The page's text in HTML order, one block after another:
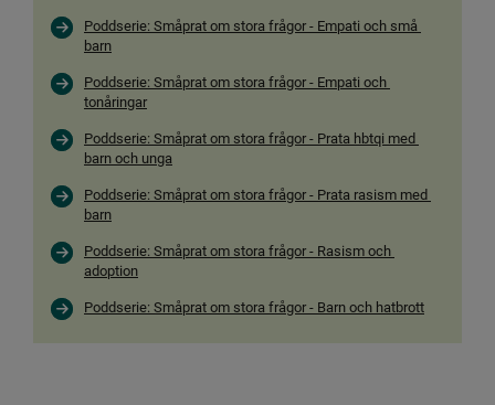
Poddserie: Småprat om stora frågor - Empati och små
barn
Poddserie: Småprat om stora frågor - Empati och
tonåringar
Poddserie: Småprat om stora frågor - Prata hbtqi med
barn och unga
Poddserie: Småprat om stora frågor - Prata rasism med
barn
Poddserie: Småprat om stora frågor - Rasism och
adoption
Poddserie: Småprat om stora frågor - Barn och hatbrott